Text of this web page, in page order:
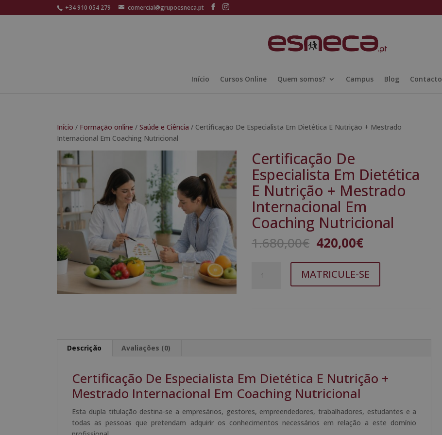
+34 910 054 279 comercial@grupoesneca.pt
Início Cursos Online Quem somos? Campus Blog Contacto
Início / Formação online / Saúde e Ciência / Certificação De Especialista Em Dietética E Nutrição + Mestrado
Internacional Em Coaching Nutricional
Certificação De
Especialista Em Dietética
E Nutrição + Mestrado
Internacional Em
Coaching Nutricional
1.680,00€ O
preço
original
era:
1.680,00€.
420,00€O
atual
é:
420,00€.
Mestrado
Internacional
Em
Coaching
Nutricional
MATRICULE-SE
e
Descrição Avaliações (0)
Certificação De Especialista Em Dietética E Nutrição +
Mestrado Internacional Em Coaching Nutricional
Esta dupla titulação destina-se a empresários, gestores, empreendedores, trabalhadores, estudantes e a
todas as pessoas que pretendam adquirir os conhecimentos necessários em relação a este domínio